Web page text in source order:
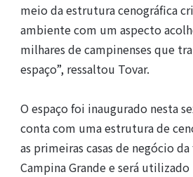
meio da estrutura cenográfica
ambiente com um aspecto
milhares de campinenses que
espaço”, ressaltou Tovar.
O espaço foi inaugurado nesta
conta com uma estrutura de
as primeiras casas de negócio
Campina Grande e será